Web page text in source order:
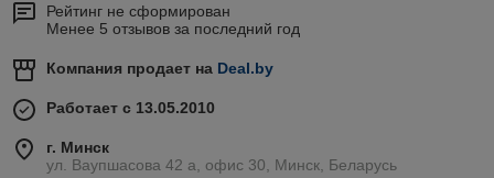
Рейтинг не сформирован
Менее 5 отзывов за последний год
Компания продает на Deal.by
Работает с 13.05.2010
г. Минск
ул. Ваупшасова 42 а, офис 30, Минск, Беларусь